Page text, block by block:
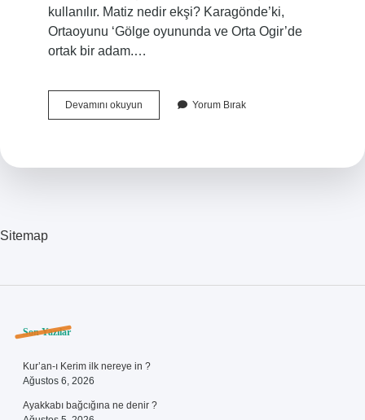
kullanılır. Matiz nedir ekşi? Karagönde’ki,
Ortaoyunu ‘Gölge oyununda ve Orta Ogir’de
ortak bir adam.…
Devamını okuyunMatiz
Argo
Yorum Bırak
Sitemap
Sidebar
Son Yazılar
Kur’an-ı Kerim ilk nereye in ?
Ağustos 6, 2026
Ayakkabı bağcığına ne denir ?